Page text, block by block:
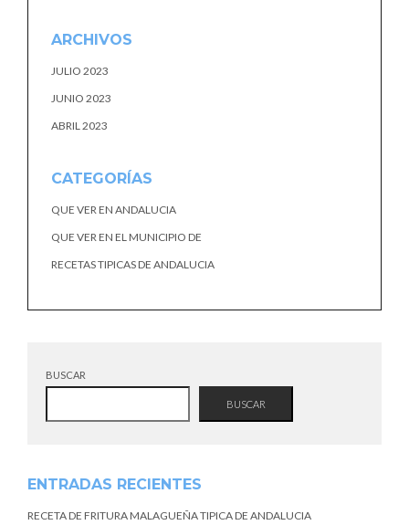
ARCHIVOS
JULIO 2023
JUNIO 2023
ABRIL 2023
CATEGORÍAS
QUE VER EN ANDALUCIA
QUE VER EN EL MUNICIPIO DE
RECETAS TIPICAS DE ANDALUCIA
BUSCAR
BUSCAR
ENTRADAS RECIENTES
RECETA DE FRITURA MALAGUEÑA TIPICA DE ANDALUCIA